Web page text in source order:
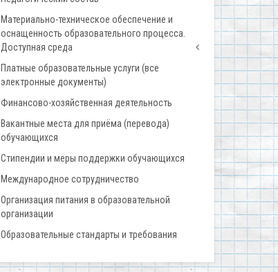
Материально-техническое обеспечение и
оснащенность образовательного процесса.
Доступная среда
Платные образовательные услуги (все
электронные документы)
Финансово-хозяйственная деятельность
Вакантные места для приёма (перевода)
обучающихся
Стипендии и меры поддержки обучающихся
Международное сотрудничество
Организация питания в образовательной
организации
Образовательные стандарты и требования